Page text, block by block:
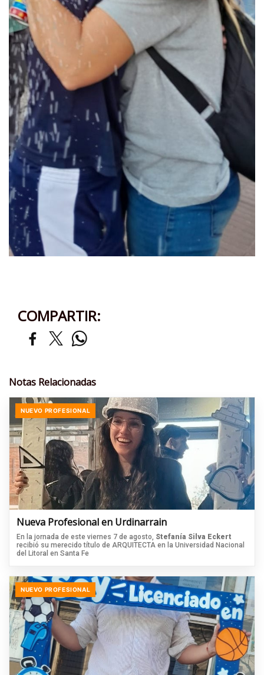
COMPARTIR:
Notas Relacionadas
NUEVO PROFESIONAL
Nueva Profesional en Urdinarrain
En la jornada de este viernes 7 de agosto, Stefanía Silva Eckert
recibió su merecido título de ARQUITECTA en la Universidad Nacional
del Litoral en Santa Fe
NUEVO PROFESIONAL